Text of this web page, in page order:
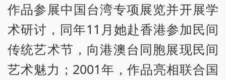
作品参展中国台湾专项展览并开展学
术研讨，同年11月她赴香港参加民间
传统艺术节，向港澳台同胞展现民间
艺术魅力；2001年，作品亮相联合国